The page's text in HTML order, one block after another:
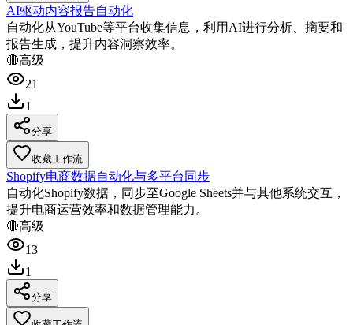
AI驱动内容报告自动化
自动化从YouTube等平台收集信息，利用AI进行分析、摘要和
报告生成，提升内容洞察效率。
🔴高级
21
1
分享
收藏工作流
Shopify电商数据自动化与多平台同步
自动化Shopify数据，同步至Google Sheets并与其他系统交互，
提升电商运营效率和数据管理能力。
🔴高级
13
1
分享